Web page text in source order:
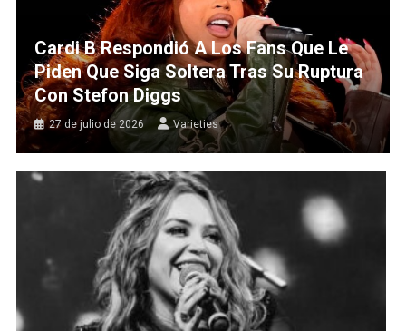
Cardi B Respondió A Los Fans Que Le
Piden Que Siga Soltera Tras Su Ruptura
Con Stefon Diggs
27 de julio de 2026 Varieties